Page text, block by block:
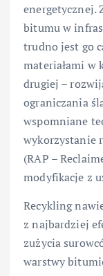
energetycznej.
bitumu w
trudno jest go
materiałami w
drugiej –
ograniczania
wspomniane
wykorzystanie
(RAP –
modyfikacje z
Recykling
z najbardziej
zużycia
warstwy